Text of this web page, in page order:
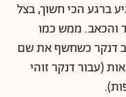
ברגע הכי חשוך, בצל
והכאב. ממש כמו
דנקר כשחשף את שם
(עבור דנקר זוהי